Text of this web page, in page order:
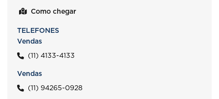
Como chegar
TELEFONES
Vendas
(11) 4133-4133
Vendas
(11) 94265-0928